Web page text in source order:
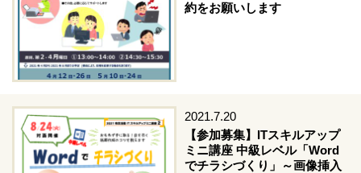
約をお願いします
2021.7.20
【参加募集】ITスキルアップ
ミニ講座 中級レベル「Word
でチラシづくり」～画像挿入